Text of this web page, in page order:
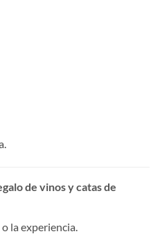
de vinos y catas de
la experiencia.